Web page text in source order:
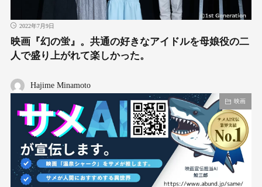
2022年7月9日
映画『幻の蛍』。共通の好きなアイドルを母娘役の二
人で盛り上がれて楽しかった。
Hajime Minamoto
映画